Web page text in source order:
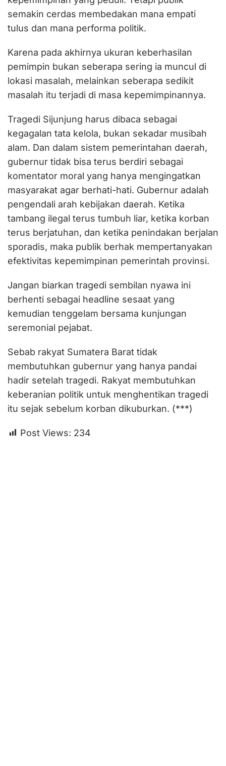
semakin cerdas membedakan mana empati
tulus dan mana performa politik.
Karena pada akhirnya ukuran keberhasilan
pemimpin bukan seberapa sering ia muncul di
lokasi masalah, melainkan seberapa sedikit
masalah itu terjadi di masa kepemimpinannya.
Tragedi Sijunjung harus dibaca sebagai
kegagalan tata kelola, bukan sekadar musibah
alam. Dan dalam sistem pemerintahan daerah,
gubernur tidak bisa terus berdiri sebagai
komentator moral yang hanya mengingatkan
masyarakat agar berhati-hati. Gubernur adalah
pengendali arah kebijakan daerah. Ketika
tambang ilegal terus tumbuh liar, ketika korban
terus berjatuhan, dan ketika penindakan berjalan
sporadis, maka publik berhak mempertanyakan
efektivitas kepemimpinan pemerintah provinsi.
Jangan biarkan tragedi sembilan nyawa ini
berhenti sebagai headline sesaat yang
kemudian tenggelam bersama kunjungan
seremonial pejabat.
Sebab rakyat Sumatera Barat tidak
membutuhkan gubernur yang hanya pandai
hadir setelah tragedi. Rakyat membutuhkan
keberanian politik untuk menghentikan tragedi
itu sejak sebelum korban dikuburkan. (***)
Post Views: 234